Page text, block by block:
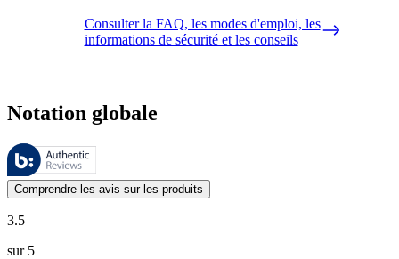
Consulter la FAQ, les modes d'emploi, les
informations de sécurité et les conseils
Notation globale
Ces évaluations sont gérées par Bazaarvoice et sont conformes à la
Les avis des clients exprimés sous forme d'évaluations de produits
Comprendre les avis sur les produits
3.5
sur 5